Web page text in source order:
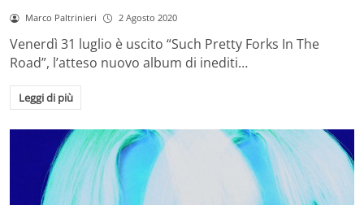
Marco Paltrinieri 2 Agosto 2020
Venerdì 31 luglio è uscito “Such Pretty Forks In The
Road”, l’atteso nuovo album di inediti…
Leggi di più